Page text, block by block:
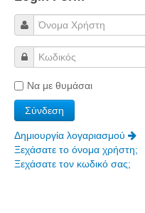
Πολιτιστικά
Οπτικοακουστικά
Φωτορεπορτάζ
Δημοτικά Τραγούδια
Videos
Albums Φωτογραφιών
Παλιές Φωτογραφίες του 1930
Να με θυμάσαι
Δημιουργία λογαριασμού
Ξεχάσατε το όνομα χρήστη;
Ξεχάσατε τον κωδικό σας;